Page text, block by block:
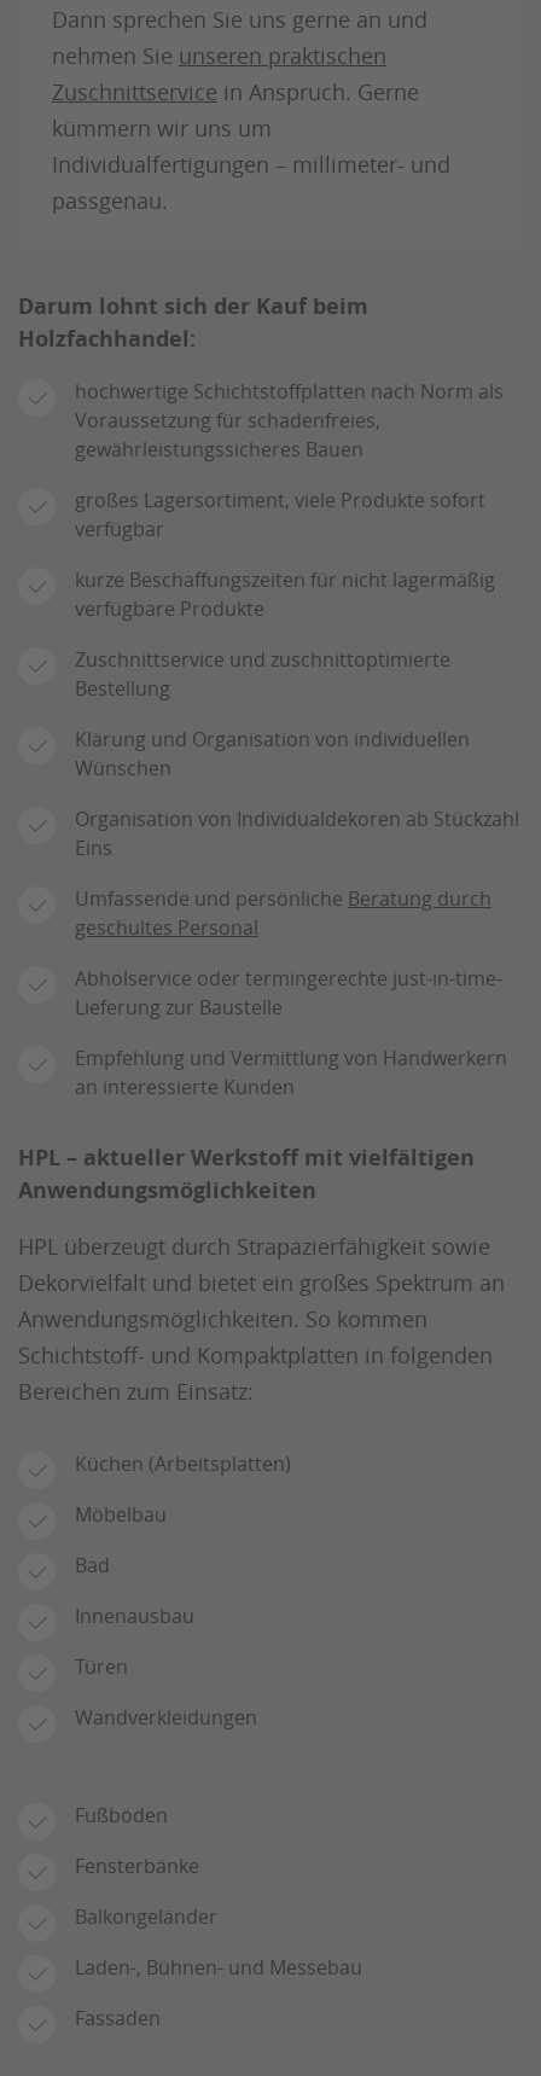
Dann sprechen Sie uns gerne an und
nehmen Sie unseren praktischen
Zuschnittservice in Anspruch. Gerne
kümmern wir uns um
Individualfertigungen – millimeter- und
passgenau.
Darum lohnt sich der Kauf beim
Holzfachhandel:
hochwertige Schichtstoffplatten nach Norm als
Voraussetzung für schadenfreies,
gewährleistungssicheres Bauen
großes Lagersortiment, viele Produkte sofort
verfügbar
kurze Beschaffungszeiten für nicht lagermäßig
verfügbare Produkte
Zuschnittservice und zuschnittoptimierte
Bestellung
Klärung und Organisation von individuellen
Wünschen
Organisation von Individualdekoren ab Stückzahl
Eins
Umfassende und persönliche Beratung durch
geschultes Personal
Abholservice oder termingerechte just-in-time-
Lieferung zur Baustelle
Empfehlung und Vermittlung von Handwerkern
an interessierte Kunden
HPL – aktueller Werkstoff mit vielfältigen
Anwendungsmöglichkeiten
HPL überzeugt durch Strapazierfähigkeit sowie
Dekorvielfalt und bietet ein großes Spektrum an
Anwendungsmöglichkeiten. So kommen
Schichtstoff- und Kompaktplatten in folgenden
Bereichen zum Einsatz:
Küchen (Arbeitsplatten)
Möbelbau
Bad
Innenausbau
Türen
Wandverkleidungen
Fußböden
Fensterbänke
Balkongeländer
Laden-, Bühnen- und Messebau
Fassaden